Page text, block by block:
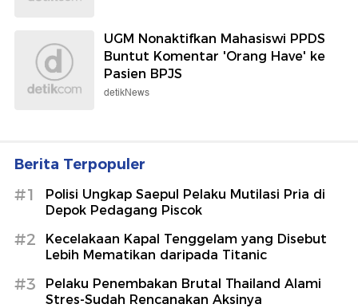
UGM Nonaktifkan Mahasiswi PPDS
Buntut Komentar 'Orang Have' ke
Pasien BPJS
detikNews
Berita Terpopuler
#1
Polisi Ungkap Saepul Pelaku Mutilasi Pria di
Depok Pedagang Piscok
#2
Kecelakaan Kapal Tenggelam yang Disebut
Lebih Mematikan daripada Titanic
#3
Pelaku Penembakan Brutal Thailand Alami
Stres-Sudah Rencanakan Aksinya